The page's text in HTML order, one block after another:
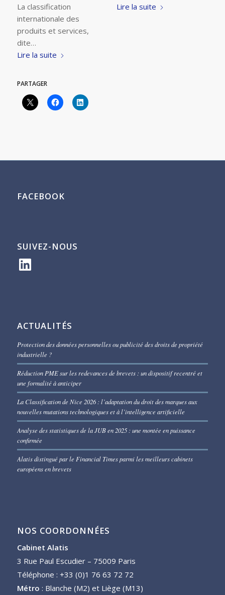
La classification
internationale des
produits et services,
dite…
Lire la suite
Lire la suite
PARTAGER
FACEBOOK
SUIVEZ-NOUS
LinkedIn
ACTUALITÉS
Protection des données personnelles ou publicité des droits de propriété
industrielle ?
Réduction PME sur les redevances de brevets : un dispositif recentré et
une formalité à anticiper
La Classification de Nice 2026 : l’adaptation du droit des marques aux
nouvelles mutations technologiques et à l’intelligence artificielle
Analyse des statistiques de la JUB en 2025 : une montée en puissance
confirmée
Alatis distingué par le Financial Times parmi les meilleurs cabinets
européens en brevets
NOS COORDONNÉES
Cabinet Alatis
3 Rue Paul Escudier – 75009 Paris
Téléphone : +33 (0)1 76 63 72 72
Métro : Blanche (M2) et Liège (M13)